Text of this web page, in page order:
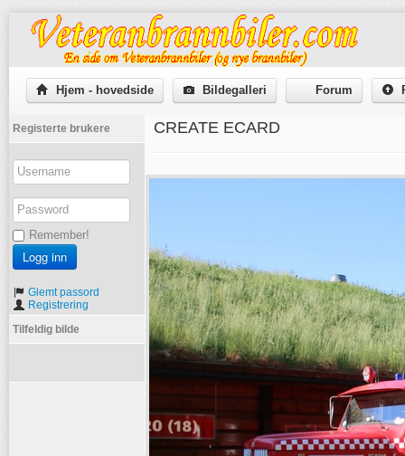
Hjem - hovedside Bildegalleri Forum
Registerte brukere
Remember!
Glemt passord
Registrering
Tilfeldig bilde
CREATE ECARD